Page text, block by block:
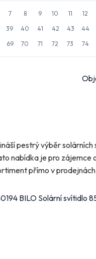
7 8 9 10 11 12
39 40 41 42 43 44
69 70 71 72 73 74
pestrý výběr
nabídka je pro zájemce
přímo v
BILO Solární svítidlo